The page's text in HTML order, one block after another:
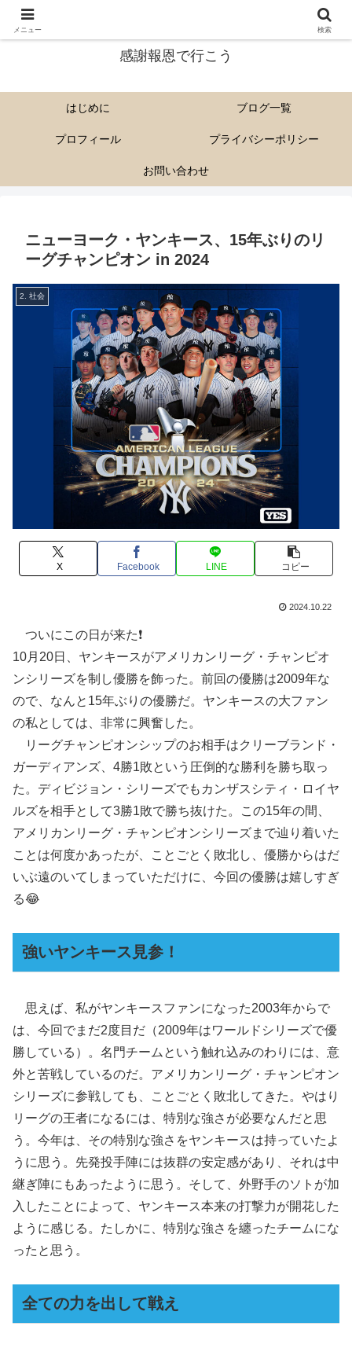
感謝報恩で行こう
はじめに ブログ一覧
プロフィール プライバシーポリシー
お問い合わせ
ニューヨーク・ヤンキース、15年ぶりのリ
ーグチャンピオン in 2024
2. 社会
X Facebook LINE コピー
2024.10.22
ついにこの日が来た❗️
10月20日、ヤンキースがアメリカンリーグ・チャンピオ
ンシリーズを制し優勝を飾った。前回の優勝は2009年な
ので、なんと15年ぶりの優勝だ。ヤンキースの大ファン
の私としては、非常に興奮した。
リーグチャンピオンシップのお相手はクリーブランド・
ガーディアンズ、4勝1敗という圧倒的な勝利を勝ち取っ
た。ディビジョン・シリーズでもカンザスシティ・ロイヤ
ルズを相手として3勝1敗で勝ち抜けた。この15年の間、
アメリカンリーグ・チャンピオンシリーズまで辿り着いた
ことは何度かあったが、ことごとく敗北し、優勝からはだ
いぶ遠のいてしまっていただけに、今回の優勝は嬉しすぎ
る😂
強いヤンキース見参！
思えば、私がヤンキースファンになった2003年からで
は、今回でまだ2度目だ（2009年はワールドシリーズで優
勝している）。名門チームという触れ込みのわりには、意
外と苦戦しているのだ。アメリカンリーグ・チャンピオン
シリーズに参戦しても、ことごとく敗北してきた。やはり
リーグの王者になるには、特別な強さが必要なんだと思
う。今年は、その特別な強さをヤンキースは持っていたよ
うに思う。先発投手陣には抜群の安定感があり、それは中
継ぎ陣にもあったように思う。そして、外野手のソトが加
入したことによって、ヤンキース本来の打撃力が開花した
ように感じる。たしかに、特別な強さを纏ったチームにな
ったと思う。
全ての力を出して戦え
メニュー 検索